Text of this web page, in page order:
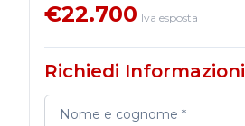
€22.700 Iva esposta
Richiedi Informazioni